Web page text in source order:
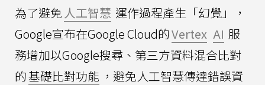
為了避免 人工智慧 運作過程產生「幻覺」，
Google宣布在Google Cloud的Vertex AI 服
務增加以Google搜尋、第三方資料混合比對
的基礎比對功能 ，避免人工智慧傳達錯誤資